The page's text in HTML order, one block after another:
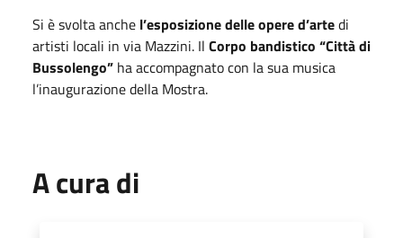
Si è svolta anche l’esposizione delle opere d’artedi
artisti locali in via Mazzini. Il Corpo bandistico “Città di
Bussolengo” ha accompagnato con la sua musica
l’inaugurazione della Mostra.
A cura di